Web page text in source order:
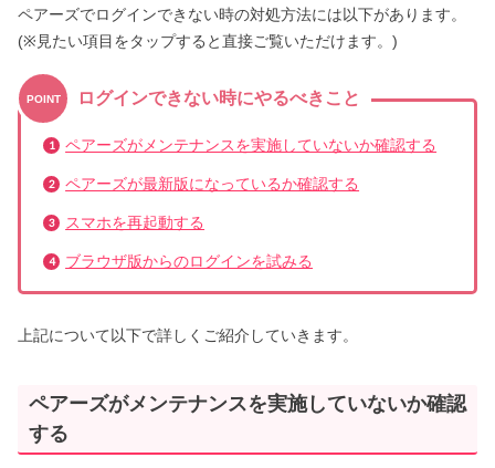
ペアーズでログインできない時の対処方法には以下があります。
(※見たい項目をタップすると直接ご覧いただけます。)
POINT ログインできない時にやるべきこと
ペアーズがメンテナンスを実施していないか確認する
ペアーズが最新版になっているか確認する
スマホを再起動する
ブラウザ版からのログインを試みる
上記について以下で詳しくご紹介していきます。
ペアーズがメンテナンスを実施していないか確認
する